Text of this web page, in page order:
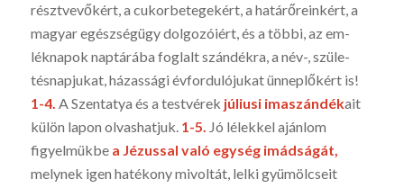
résztvevőkért, a cukorbetegekért, a határőreinkért, a
magyar egészségügy dolgozóiért, és a többi, az em­
léknapok naptárá­ba fog­lalt szándékra, a név-, szüle­
tésnapjukat, há­zassági évfordulój­ukat ünneplő­kért is!
1-4. A Szentatya és a testvérek júliusi imaszándékait
külön lapon olvashatjuk. 1-5. Jó lélekkel ajánlom
figyelmükbe a Jézussal való egység imádságát,
melynek igen hatékony mivoltát, lelki gyümölcseit